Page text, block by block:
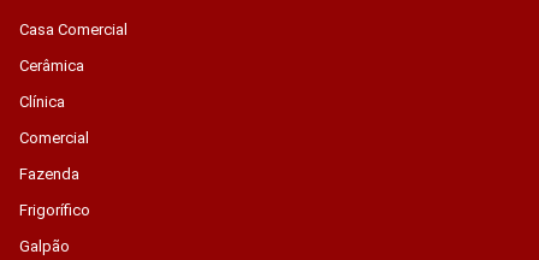
Casa Comercial
Cerâmica
Clínica
Comercial
Fazenda
Frigorífico
Galpão